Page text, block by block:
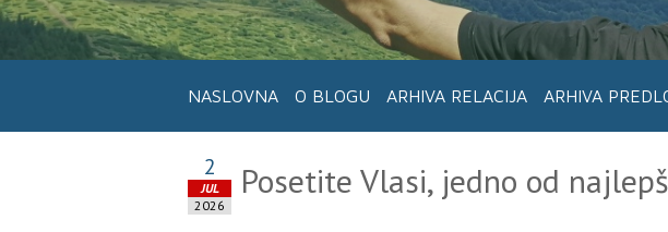
NASLOVNA O BLOGU ARHIVA RELACIJA ARHIVA
2
JUL
2026
Posetite Vlasi, jedno od